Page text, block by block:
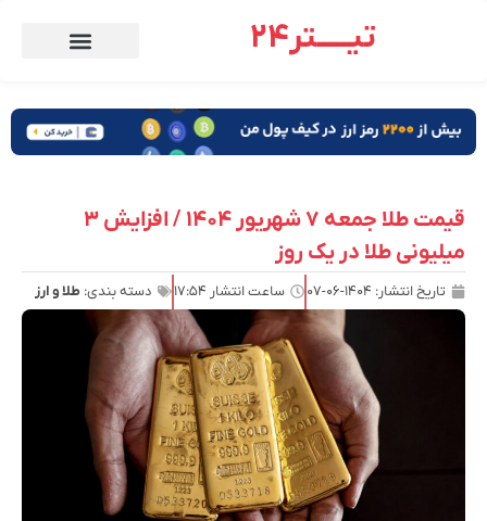
تیـــــتر24
قیمت طلا جمعه ۷ شهریور ۱۴۰۴ / افزایش ۳
میلیونی طلا در یک روز
تاریخ انتشار: ۱۴۰۴-۰۶-۰۷ ساعت انتشار ۱۷:۵۴ دسته بندی: طلا و ارز